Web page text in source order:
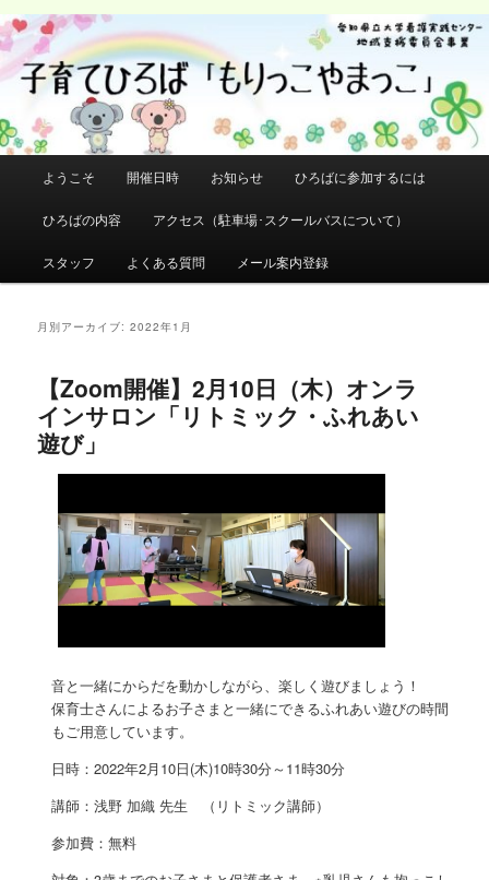
メ
イ
ン
ン
テ
サ
ブ
コ
テ
ン
検
ュ
ようこそ 開催日時 お知らせ ひろばに参加するには
ひろばの内容 アクセス（駐車場･スクールバスについて）
スタッフ よくある質問 メール案内登録
月別アーカイブ:2022年1月
【Zoom開催】2月10日（木）オンラ
インサロン「リトミック・ふれあい
遊び」
音と一緒にからだを動かしながら、楽しく遊びましょう！
保育士さんによるお子さまと一緒にできるふれあい遊びの時間
もご用意しています。
日時：2022年2月10日(木)10時30分～11時30分
講師：浅野 加織 先生 （リトミック講師）
参加費：無料